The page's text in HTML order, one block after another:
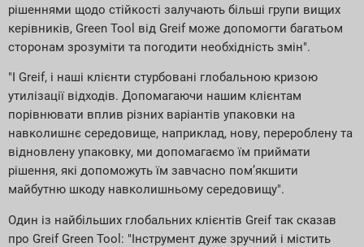
рішеннями щодо стійкості залучають більші групи вищих
керівників, Green Tool від Greif може допомогти багатьом
сторонам зрозуміти та погодити необхідність змін".
"І Greif, і наші клієнти стурбовані глобальною кризою
утилізації відходів. Допомагаючи нашим клієнтам
порівнювати вплив різних варіантів упаковки на
навколишнє середовище, наприклад, нову, перероблену та
відновлену упаковку, ми допомагаємо їм приймати
рішення, які допоможуть їм завчасно пом’якшити
майбутню шкоду навколишньому середовищу".
Один із найбільших глобальних клієнтів Greif так сказав
про Greif Green Tool: "Інструмент дуже зручний і містить